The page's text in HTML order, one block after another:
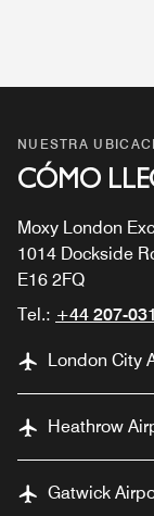
NUESTRA
CÓMO
Moxy London
1014 Dockside
E16 2FQ
Tel.: +44 207-
London City
Heathrow
Gatwick